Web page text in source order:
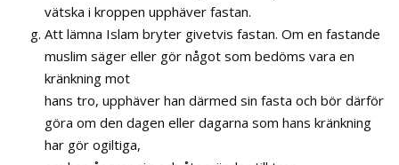
vätska i kroppen upphäver fastan.
Att lämna Islam bryter givetvis fastan. Om en fastande
muslim säger eller gör något som bedöms vara en
kränkning mot
hans tro, upphäver han därmed sin fasta och bör därför
göra om den dagen eller dagarna som hans kränkning
har gör ogiltiga,